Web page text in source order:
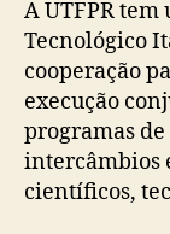
A UTFPR
Tecnológico
cooperação
execução
programas
intercâmbios
científicos,